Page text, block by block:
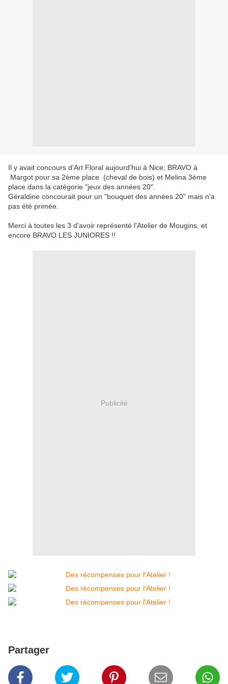
Il y avait concours d'Art Floral aujourd'hui à Nice; BRAVO à
Margot pour sa 2ème place (cheval de bois) et Melina 3ème
place dans la catégorie "jeux des années 20".
Géraldine concourait pour un "bouquet des années 20" mais n'a
pas été primée.
Merci à toutes les 3 d'avoir représenté l'Atelier de Mougins, et
encore BRAVO LES JUNIORES !!
Publicité
Partager